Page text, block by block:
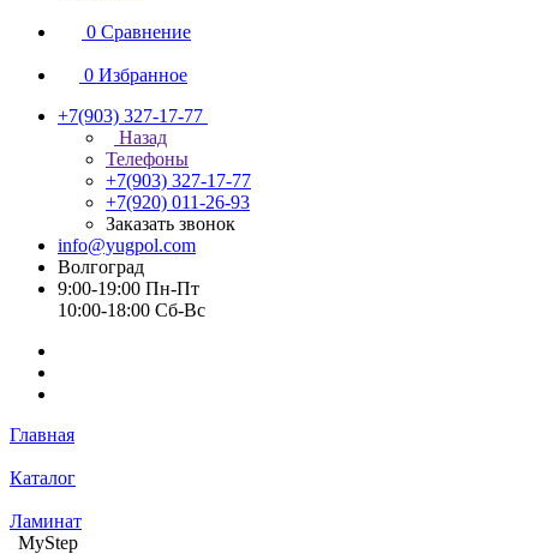
0 Сравнение
0 Избранное
+7(903) 327-17-77
Назад
Телефоны
+7(903) 327-17-77
+7(920) 011-26-93
Заказать звонок
info@yugpol.com
Волгоград
9:00-19:00 Пн-Пт
10:00-18:00 Cб-Вс
Главная
Каталог
Ламинат
MyStep